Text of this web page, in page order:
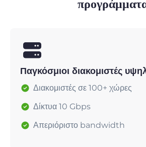
Παγκόσμιοι διακομιστές
Διακομιστές σε 100+ χώρες
Δίκτυα 10 Gbps
Απεριόριστο bandwidth